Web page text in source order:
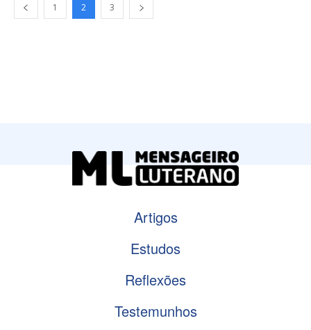
1 2 3
Artigos
Estudos
Reflexões
Testemunhos